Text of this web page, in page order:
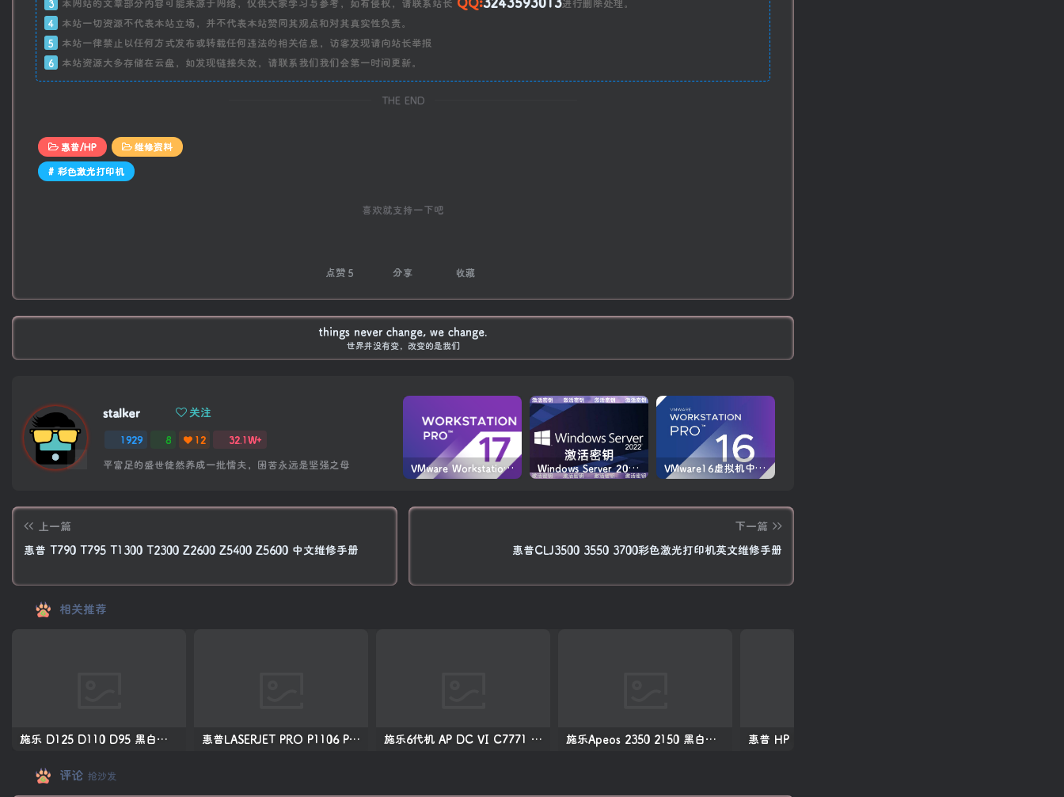
3 本网站的文章部分内容可能来源于网络，仅供大家学习与参考，如有侵权，请联系站长
进行删除处理。
4
本站一切资源不代表本站立场，并不代表本站赞同其观点和对其真实性负责。
5
本站一律禁止以任何方式发布或转载任何违法的相关信息，访客发现请向站长举报
6
本站资源大多存储在云盘，如发现链接失效，请联系我们我们会第一时间更新。
THE END
惠普/HP
维修资料
# 彩色激光打印机
喜欢就支持一下吧
点赞 5 分享 收藏
things never change, we change.
世界并没有变，改变的是我们
stalker 关注
1929 8 12
32.1W+
平富足的盛世徒然养成一批懦夫，困苦永远是坚强之母
VMware Workstation PRO v17.6.4 正式版_虚拟机(带激活密钥) Windows Server 2022激活密钥 2024 5月更新 VMware16虚拟机中文版 (附永久许可证激活密钥)
上一篇
惠普 T790 T795 T1300 T2300 Z2600 Z5400 Z5600 中文维修手册
下一篇
惠普CLJ3500 3550 3700彩色激光打印机英文维修手册
相关推荐
施乐 D125 D110 D95 黑白生产型高速复印机中文维修手册 惠普LASERJET PRO P1106 P1108 打印机中文拆机手册 施乐6代机 AP DC VI C7771 C6671 C5571 C4471 C3371 C3370 C2271 彩色复印机中文维修手册 施乐Apeos 2350 2150 黑白复印机中文维修手册
评论 抢沙发